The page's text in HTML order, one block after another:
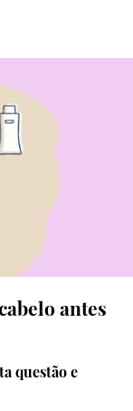
antes
questão e